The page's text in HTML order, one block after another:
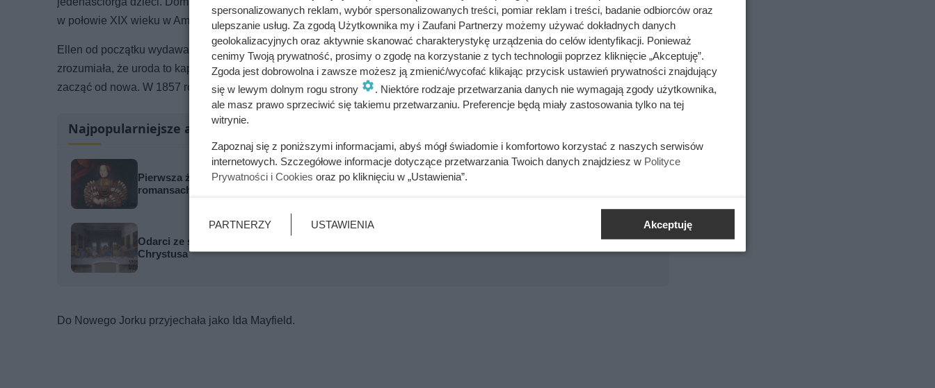
w połowie XIX wieku w Ameryce – czyli żadne.
Ellen od początku wydawała się wyjątkowa. Inteligentna, czytała dużo i uważnie obserwowała. Bardzo wcześnie
zrozumiała, że uroda to kapitała, a w Nowym Jorku – oferującym nieograniczone możliwości – w każdej chwili można
zacząć od nowa. W 1857 roku, mając dziewiętnaście lat, opuściła Massachusetts. Nazwisko Walsh zostawiła w Malden.
Najpopularniejsze artykuły
Pierwsza żona miała 11 ataków epilepsji w 10 godzin. Zamiast jej pomóc, król wyjechał i szukał ukojenia w
romansach
Odarci ze skóry, rozcięci piłą i przybici do krzyża głową w dół. Mroczny i krwawy koniec uczniów
Chrystusa
Do Nowego Jorku przyjechała jako Ida Mayfield.
spersonalizowanych reklam, wybór spersonalizowanych treści, pomiar reklam i treści, badanie odbiorców oraz
ulepszanie usług. Za zgodą Użytkownika my i Zaufani Partnerzy możemy używać dokładnych danych
geolokalizacyjnych oraz aktywnie skanować charakterystykę urządzenia do celów identyfikacji. Ponieważ
cenimy Twoją prywatność, prosimy o zgodę na korzystanie z tych technologii poprzez kliknięcie „Akceptuję”.
Zgoda jest dobrowolna i zawsze możesz ją zmienić/wycofać klikając przycisk ustawień prywatności znajdujący
się w lewym dolnym rogu strony
. Niektóre rodzaje przetwarzania danych nie wymagają zgody użytkownika,
ale masz prawo sprzeciwić się takiemu przetwarzaniu. Preferencje będą miały zastosowania tylko na tej
witrynie.
Zapoznaj się z poniższymi informacjami, abyś mógł świadomie i komfortowo korzystać z naszych serwisów
internetowych. Szczegółowe informacje dotyczące przetwarzania Twoich danych znajdziesz w Polityce
Prywatności i Cookies oraz po kliknięciu w „Ustawienia”.
PARTNERZY USTAWIENIA Akceptuję